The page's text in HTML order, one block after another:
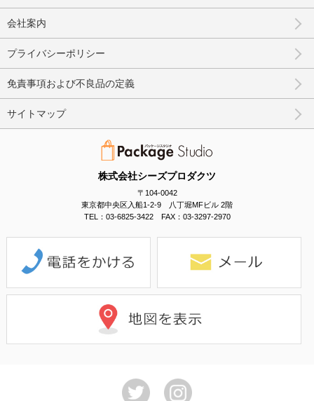
株式会社シーズプロダクツ
〒104-0042
東京都中央区入船1-2-9 八丁堀MFビル 2階
TEL：03-6825-3422 FAX：03-3297-2970
会社案内
プライバシーポリシー
免責事項および不良品の定義
サイトマップ